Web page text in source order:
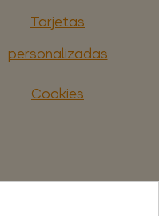
Tarjetas
personalizadas
Cookies